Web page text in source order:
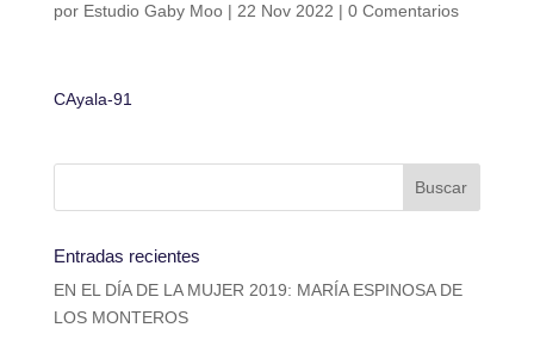
por Estudio Gaby Moo| 22 Nov 2022 | 0 Comentarios
CAyala-91
Entradas recientes
EN EL DÍA DE LA MUJER 2019: MARÍA ESPINOSA DE
LOS MONTEROS